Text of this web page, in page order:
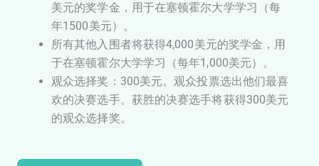
美元的奖学金，用于在塞顿霍尔大学学习（每
年1500美元）。
所有其他入围者将获得4,000美元的奖学金，用
于在塞顿霍尔大学学习（每年1,000美元）。
观众选择奖：300美元。观众投票选出他们最喜
欢的决赛选手。获胜的决赛选手将获得300美元
的观众选择奖。